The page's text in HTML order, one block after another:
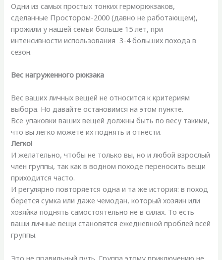
Одни из самых простых тонких герморюкзаков,
сделанные Простором-2000 (давно не работающем),
прожили у нашей семьи больше 15 лет, при
интенсивности использования 3-4 больших похода в
сезон.
Вес нагруженного рюкзака
Вес ваших личных вещей не относится к критериям
выбора. Но давайте остановимся на этом пункте.
Все упаковки ваших вещей должны быть по весу такими,
что вы легко можете их поднять и отнести.
Легко!
И желательно, чтобы не только вы, но и любой взрослый
член группы, так как в водном походе переносить вещи
приходится часто.
И регулярно повторяется одна и та же история: в поход
берется сумка или даже чемодан, который хозяин или
хозяйка поднять самостоятельно не в силах. То есть
ваши личные вещи становятся ежедневной проблей всей
группы.
Это не правильный путь. Группа этому приключению не